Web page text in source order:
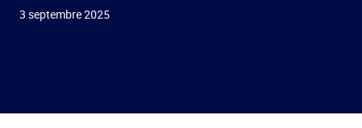
3 septembre 2025